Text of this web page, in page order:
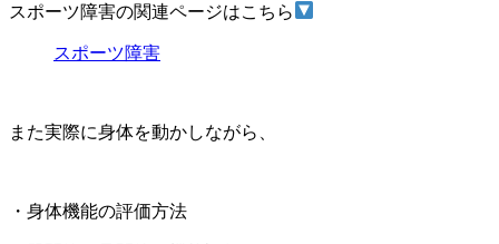
スポーツ障害の関連ページはこちら
スポーツ障害
また実際に身体を動かしながら、
・身体機能の評価方法